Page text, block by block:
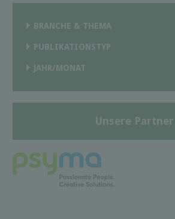
BRANCHE & THEMA
PUBLIKATIONSTYP
JAHR/MONAT
Unsere Partner